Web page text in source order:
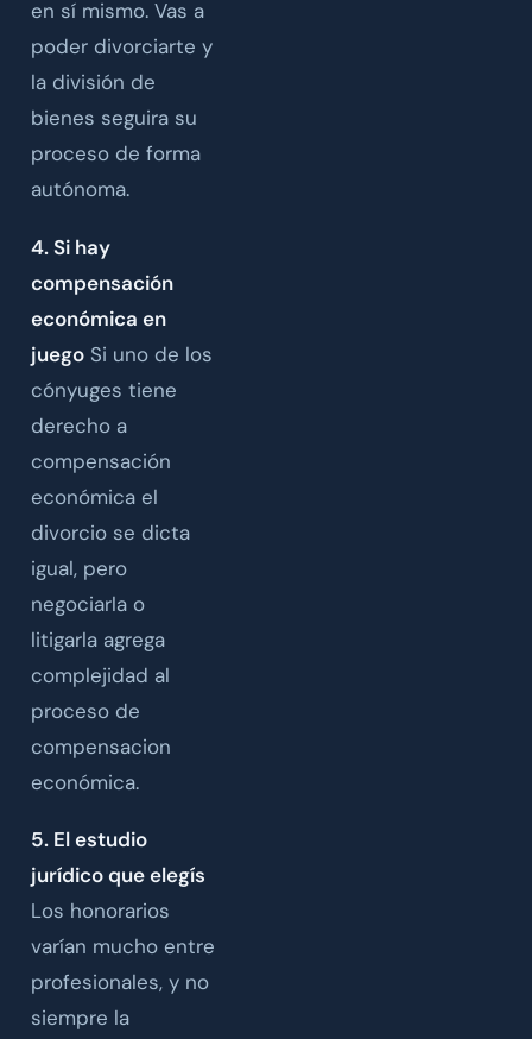
en sí mismo. Vas a
poder divorciarte y
la división de
bienes seguira su
proceso de forma
autónoma.
4. Si hay
compensación
económica en
juegoSi uno de los
cónyuges tiene
derecho a
compensación
económica el
divorcio se dicta
igual, pero
negociarla o
litigarla agrega
complejidad al
proceso de
compensacion
económica.
5. El estudio
jurídico que elegís
Los honorarios
varían mucho entre
profesionales, y no
siempre la